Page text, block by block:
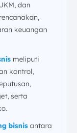
dan
keuangan
meliputi
kontrol,
serta
bisnis antara